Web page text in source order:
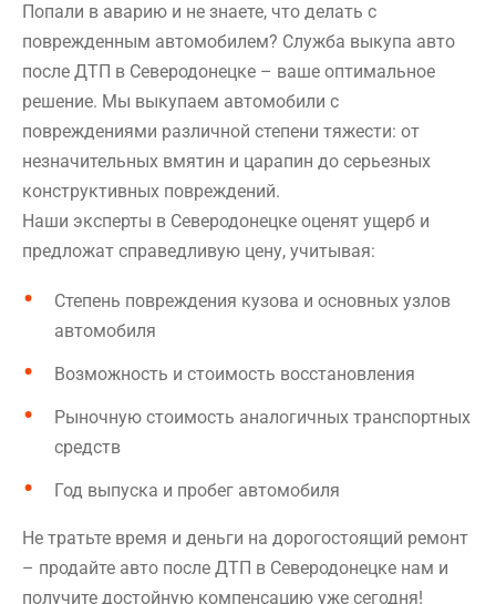
Попали в аварию и не знаете, что делать с
поврежденным автомобилем? Служба выкупа авто
после ДТП в Северодонецке – ваше оптимальное
решение. Мы выкупаем автомобили с
повреждениями различной степени тяжести: от
незначительных вмятин и царапин до серьезных
конструктивных повреждений.
Наши эксперты в Северодонецке оценят ущерб и
предложат справедливую цену, учитывая:
Степень повреждения кузова и основных узлов
автомобиля
Возможность и стоимость восстановления
Рыночную стоимость аналогичных транспортных
средств
Год выпуска и пробег автомобиля
Не тратьте время и деньги на дорогостоящий ремонт
– продайте авто после ДТП в Северодонецке нам и
получите достойную компенсацию уже сегодня!